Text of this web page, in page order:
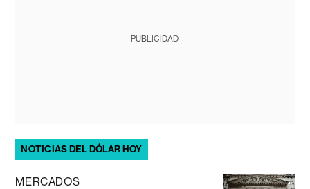
PUBLICIDAD
NOTICIAS DEL DÓLAR HOY
MERCADOS